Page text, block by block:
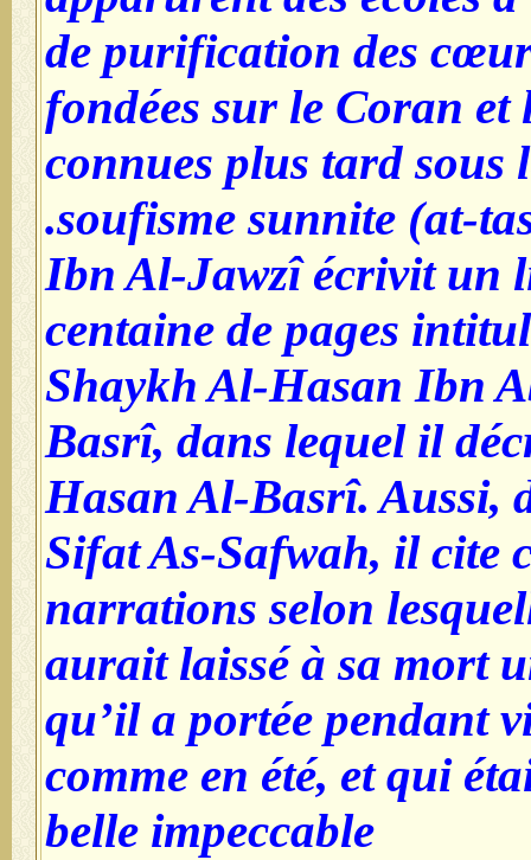
de purification des
fondées sur le Coran
connues plus tard sous
soufisme sunnite (at-
Ibn Al-Jawzî écrivit un
centaine de pages
Shaykh Al-Hasan Ibn
Basrî, dans lequel il
Hasan Al-Basrî. Aussi,
Sifat As-Safwah, il cite
narrations selon
aurait laissé à sa mort
qu’il a portée pendant
comme en été, et qui
belle impeccable